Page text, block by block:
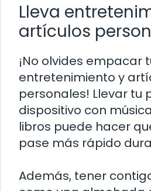
Lleva
artículos
¡No olvides empacar
entretenimiento y
personales! Llevar tu
dispositivo con
libros puede hacer
pase más rápido
Además, tener